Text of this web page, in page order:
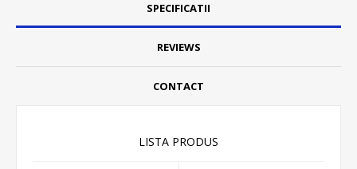
SPECIFICATII
REVIEWS
CONTACT
LISTA PRODUS